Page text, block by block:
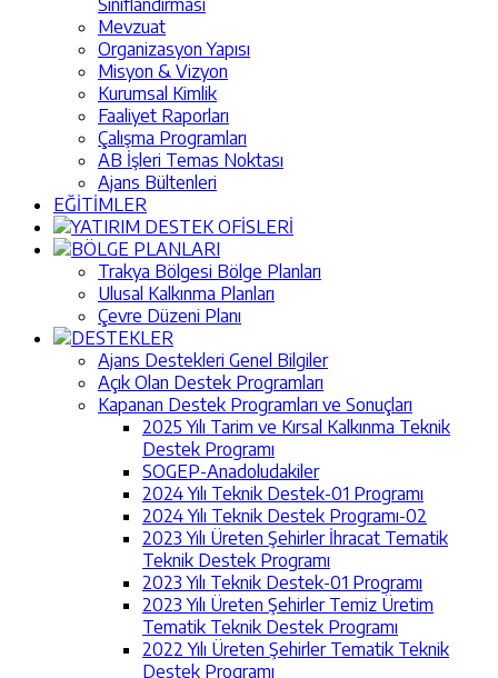
Sınıflandırması
Mevzuat
Organizasyon Yapısı
Misyon & Vizyon
Kurumsal Kimlik
Faaliyet Raporları
Çalışma Programları
AB İşleri Temas Noktası
Ajans Bültenleri
EĞİTİMLER
YATIRIM DESTEK OFİSLERİ
BÖLGE PLANLARI
Trakya Bölgesi Bölge Planları
Ulusal Kalkınma Planları
Çevre Düzeni Planı
DESTEKLER
Ajans Destekleri Genel Bilgiler
Açık Olan Destek Programları
Kapanan Destek Programları ve Sonuçları
2025 Yılı Tarim ve Kırsal Kalkınma Teknik
Destek Programı
SOGEP-Anadoludakiler
2024 Yılı Teknik Destek-01 Programı
2024 Yılı Teknik Destek Programı-02
2023 Yılı Üreten Şehirler İhracat Tematik
Teknik Destek Programı
2023 Yılı Teknik Destek-01 Programı
2023 Yılı Üreten Şehirler Temiz Üretim
Tematik Teknik Destek Programı
2022 Yılı Üreten Şehirler Tematik Teknik
Destek Programı